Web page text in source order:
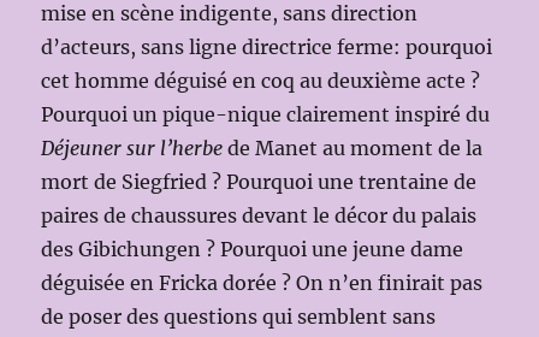
mise en scène indigente, sans direction
d’acteurs, sans ligne directrice ferme: pourquoi
cet homme déguisé en coq au deuxième acte ?
Pourquoi un pique-nique clairement inspiré du
Déjeuner sur l’herbe de Manet au moment de la
mort de Siegfried ? Pourquoi une trentaine de
paires de chaussures devant le décor du palais
des Gibichungen ? Pourquoi une jeune dame
déguisée en Fricka dorée ? On n’en finirait pas
de poser des questions qui semblent sans